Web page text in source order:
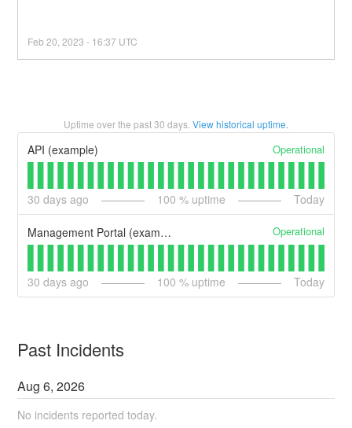
Feb20 ,2023 - 16:37 UTC
Uptime over the past30 days. View historical uptime.
API (example) Operational
30 days ago 100 % uptime Today
Management Portal (example) Operational
30 days ago 100 % uptime Today
Past Incidents
Aug6,2026
No incidents reported today.